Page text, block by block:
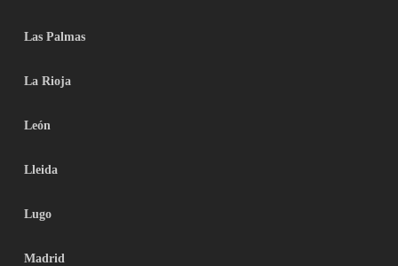
Las Palmas
La Rioja
León
Lleida
Lugo
Madrid